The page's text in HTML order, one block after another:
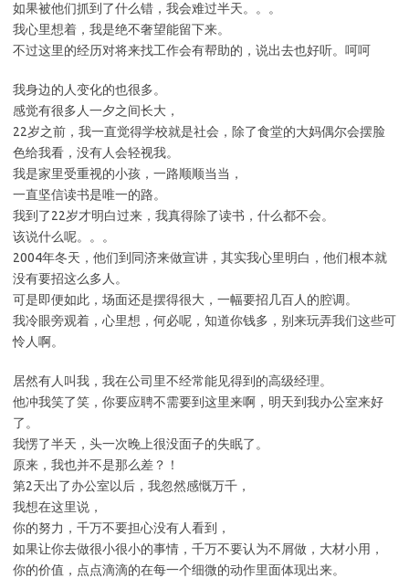
如果被他们抓到了什么错，我会难过半天。。。
我心里想着，我是绝不奢望能留下来。
不过这里的经历对将来找工作会有帮助的，说出去也好听。呵呵
我身边的人变化的也很多。
感觉有很多人一夕之间长大，
22岁之前，我一直觉得学校就是社会，除了食堂的大妈偶尔会摆脸
色给我看，没有人会轻视我。
我是家里受重视的小孩，一路顺顺当当，
一直坚信读书是唯一的路。
我到了22岁才明白过来，我真得除了读书，什么都不会。
该说什么呢。。。
2004年冬天，他们到同济来做宣讲，其实我心里明白，他们根本就
没有要招这么多人。
可是即便如此，场面还是摆得很大，一幅要招几百人的腔调。
我冷眼旁观着，心里想，何必呢，知道你钱多，别来玩弄我们这些可
怜人啊。
居然有人叫我，我在公司里不经常能见得到的高级经理。
他冲我笑了笑，你要应聘不需要到这里来啊，明天到我办公室来好
了。
我愣了半天，头一次晚上很没面子的失眠了。
原来，我也并不是那么差？！
第2天出了办公室以后，我忽然感慨万千，
我想在这里说，
你的努力，千万不要担心没有人看到，
如果让你去做很小很小的事情，千万不要认为不屑做，大材小用，
你的价值，点点滴滴的在每一个细微的动作里面体现出来。